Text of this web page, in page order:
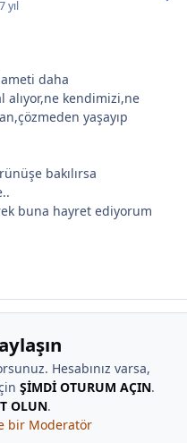
yıl
daha
alıyor,ne kendimizi,ne
yaşayıp
bakılırsa
buna hayret ediyorum
Hesabınız varsa,
ŞİMDİ OTURUM AÇIN.
OLUN.
bir Moderatör